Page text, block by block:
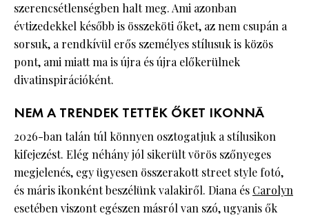
szerencsétlenségben halt meg. Ami azonban
évtizedekkel később is összeköti őket, az nem csupán a
sorsuk, a rendkívül erős személyes stílusuk is közös
pont, ami miatt ma is újra és újra előkerülnek
divatinspirációként.
NEM A TRENDEK TETTÉK ŐKET IKONNÁ
2026-ban talán túl könnyen osztogatjuk a stílusikon
kifejezést. Elég néhány jól sikerült vörös szőnyeges
megjelenés, egy ügyesen összerakott street style fotó,
és máris ikonként beszélünk valakiről. Diana és Carolyn
esetében viszont egészen másról van szó, ugyanis ők